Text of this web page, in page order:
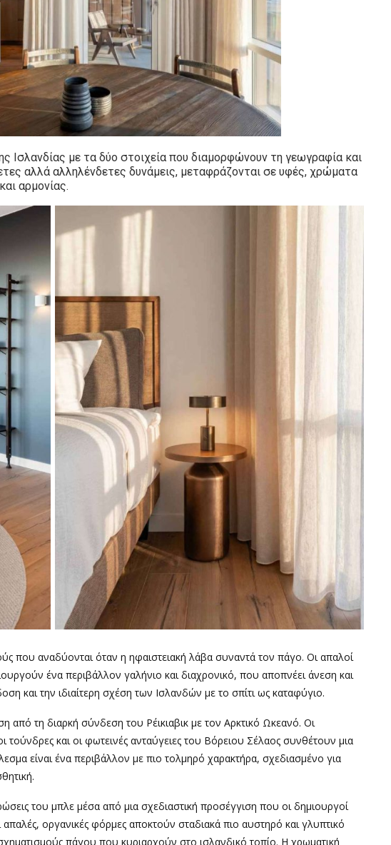
Ισλανδίας με τα δύο στοιχεία που διαμορφώνουν τη γεωγραφία και
αλλά αλληλένδετες δυνάμεις, μεταφράζονται σε υφές, χρώματα
αρμονίας.
που αναδύονται όταν η ηφαιστειακή λάβα συναντά τον πάγο. Οι απαλοί
ένα περιβάλλον γαλήνιο και διαχρονικό, που αποπνέει άνεση και
και την ιδιαίτερη σχέση των Ισλανδών με το σπίτι ως καταφύγιο.
από τη διαρκή σύνδεση του Ρέικιαβικ με τον Αρκτικό Ωκεανό. Οι
και οι φωτεινές ανταύγειες του Βόρειου Σέλαος συνθέτουν μια
είναι ένα περιβάλλον με πιο τολμηρό χαρακτήρα, σχεδιασμένο για
του μπλε μέσα από μια σχεδιαστική προσέγγιση που οι δημιουργοί
οργανικές φόρμες αποκτούν σταδιακά πιο αυστηρό και γλυπτικό
πάγου που κυριαρχούν στο ισλανδικό τοπίο. Η χρωματική